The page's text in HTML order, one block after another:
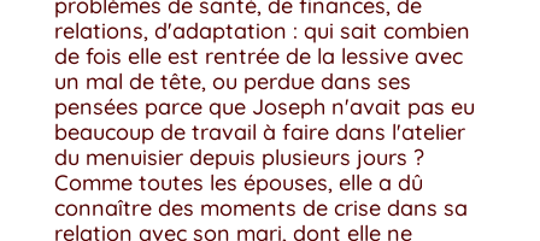
problèmes de santé, de finances, de
relations, d'adaptation : qui sait combien
de fois elle est rentrée de la lessive avec
un mal de tête, ou perdue dans ses
pensées parce que Joseph n'avait pas eu
beaucoup de travail à faire dans l'atelier
du menuisier depuis plusieurs jours ?
Comme toutes les épouses, elle a dû
connaître des moments de crise dans sa
relation avec son mari, dont elle ne